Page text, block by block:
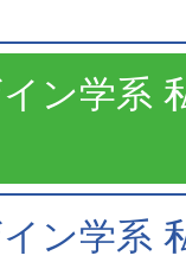
ン学系
ン学系